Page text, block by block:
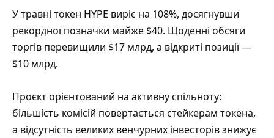
У травні токен HYPE виріс на 108%, досягнувши
рекордної позначки майже $40. Щоденні обсяги
торгів перевищили $17 млрд, а відкриті позиції —
$10 млрд.
Проєкт орієнтований на активну спільноту:
більшість комісій повертається стейкерам токена,
а відсутність великих венчурних інвесторів знижує